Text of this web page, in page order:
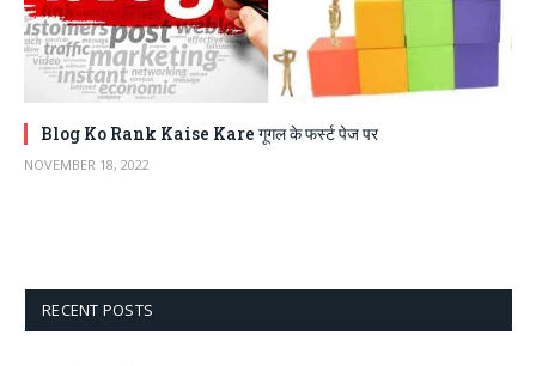
Blog Ko Rank Kaise Kare गूगल के फर्स्ट पेज पर
NOVEMBER 18, 2022
RECENT POSTS